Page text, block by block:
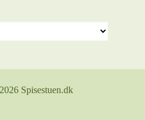
Spisestuen.dk